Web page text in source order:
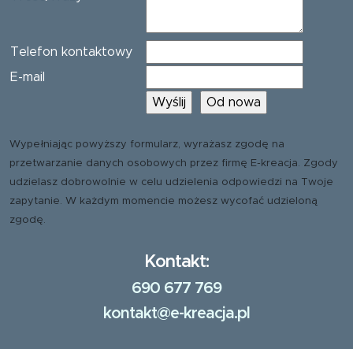
Telefon kontaktowy
E-mail
Wypełniając powyższy formularz, wyrażasz zgodę na
przetwarzanie danych osobowych przez firmę E-kreacja. Zgody
udzielasz dobrowolnie w celu udzielenia odpowiedzi na Twoje
zapytanie. W każdym momencie możesz wycofać udzieloną
zgodę.
Kontakt:
690 677 769
kontakt@e-kreacja.pl